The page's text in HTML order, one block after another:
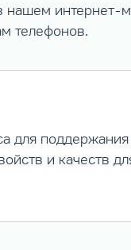
интернет-
телефонов.
для поддержания
и качеств